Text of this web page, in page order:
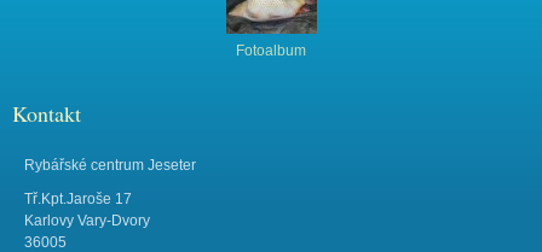
Fotoalbum
Kontakt
Rybářské centrum Jeseter
Tř.Kpt.Jaroše 17
Karlovy Vary-Dvory
36005